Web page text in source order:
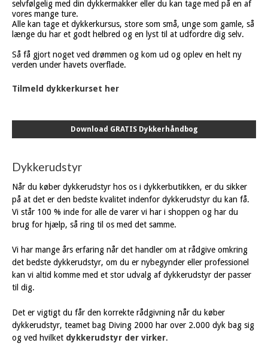
selvfølgelig med din dykkermakker eller du kan tage med på en af
vores mange ture.
Alle kan tage et dykkerkursus, store som små, unge som gamle, så
længe du har et godt helbred og en lyst til at udfordre dig selv.
Så få gjort noget ved drømmen og kom ud og oplev en helt ny
verden under havets overflade.
Tilmeld dykkerkurset her
Download GRATIS Dykkerhåndbog
Dykkerudstyr
Når du køber dykkerudstyr hos os i dykkerbutikken, er du sikker
på at det er den bedste kvalitet indenfor dykkerudstyr du kan få.
Vi står 100 % inde for alle de varer vi har i shoppen og har du
brug for hjælp, så ring til os med det samme.
Vi har mange års erfaring når det handler om at rådgive omkring
det bedste dykkerudstyr, om du er nybegynder eller professionel
kan vi altid komme med et stor udvalg af dykkerudstyr der passer
til dig.
Det er vigtigt du får den korrekte rådgivning når du køber
dykkerudstyr, teamet bag Diving 2000 har over 2.000 dyk bag sig
og ved hvilket dykkerudstyr der virker.